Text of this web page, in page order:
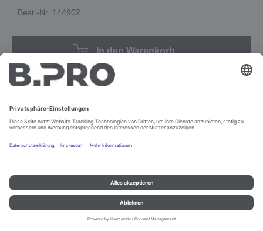
Best.-Nr. 144902
In den Warenkorb
Impressum und Datenschutz Kontakt
Rechtliche Hinweise